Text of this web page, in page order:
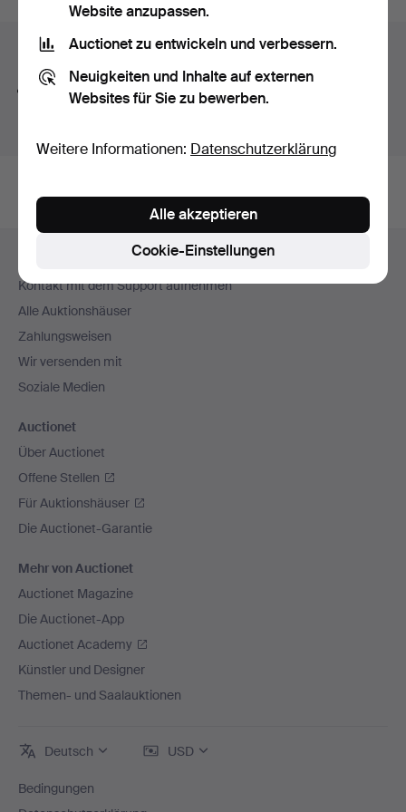
Suchtipps
Wir suchen automatisch nach Teilen von Begriffen.
Navigation
Kontakt mit dem Support aufnehmen
Alle Auktionshäuser
Zahlungsweisen
Wir versenden mit
Soziale Medien
Auctionet
Über Auctionet
Offene Stellen
Für Auktionshäuser
Die Auctionet-Garantie
Mehr von Auctionet
Auctionet Magazine
Die Auctionet-App
Auctionet Academy
Künstler und Designer
Themen- und Saalauktionen
Deutsch USD
Bedingungen
Website anzupassen.
Auctionet zu entwickeln und verbessern.
Neuigkeiten und Inhalte auf externen
Websites für Sie zu bewerben.
Weitere Informationen: Datenschutzerklärung
Cookie-Einstellungen
Alle akzeptieren